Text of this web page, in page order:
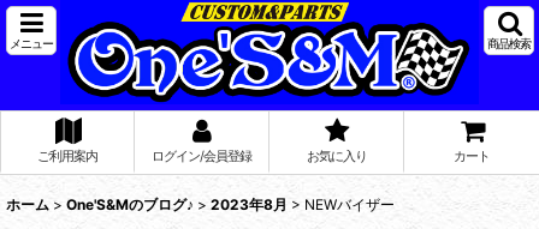
メニュー 商品検索
ご利用案内 ログイン/会員登録 お気に入り カート
ホーム > One'S&Mのブログ♪ > 2023年8月 > NEWバイザー